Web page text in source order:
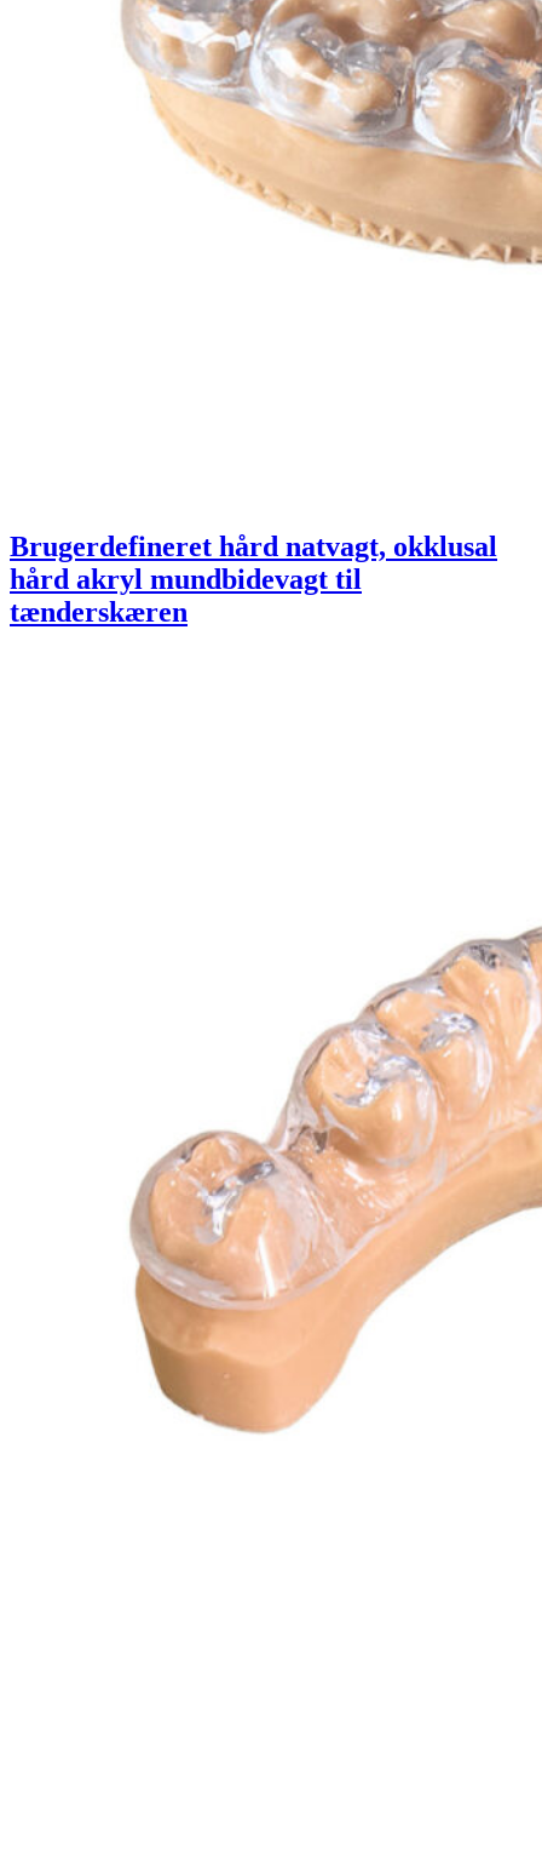
Brugerdefineret hård natvagt, okklusal
hård akryl mundbidevagt til
tænderskæren